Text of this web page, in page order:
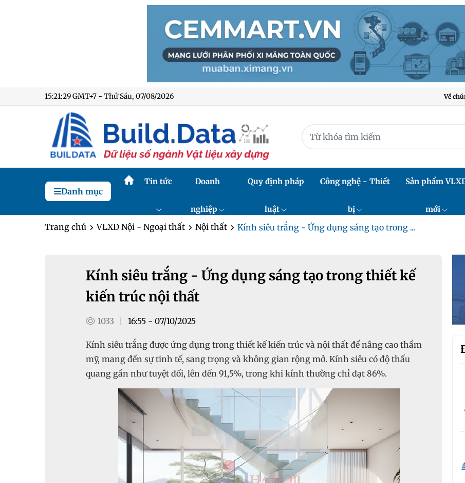
15:21:30 GMT+7 - Thứ Sáu, 07/08/2026 Về
Danh mục
Tin tức Doanh
nghiệp
Quy định pháp
luật
Công nghệ - Thiết
bị
Sản phẩm
mới
Trang chủ VLXD Nội - Ngoại thất Nội thất Kính siêu trắng - Ứng dụng sáng tạo trong ...
Kính siêu trắng - Ứng dụng sáng tạo trong thiết kế
kiến trúc nội thất
1033 16:55 - 07/10/2025
Kính siêu trắng được ứng dụng trong thiết kế kiến trúc và nội thất để nâng cao thẩm
mỹ, mang đến sự tinh tế, sang trọng và không gian rộng mở. Kính siêu có độ thấu
quang gần như tuyệt đối, lên đến 91,5%, trong khi kính thường chỉ đạt 86%.